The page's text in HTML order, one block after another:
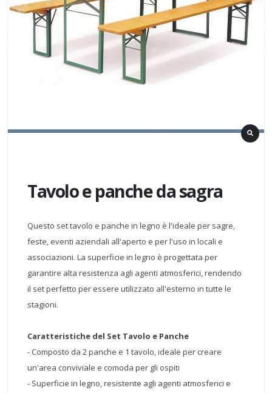
Tavolo e panche da sagra
Questo set tavolo e panche in legno è l'ideale per sagre,
feste, eventi aziendali all'aperto e per l'uso in locali e
associazioni. La superficie in legno è progettata per
garantire alta resistenza agli agenti atmosferici, rendendo
il set perfetto per essere utilizzato all'esterno in tutte le
stagioni.
Caratteristiche del Set Tavolo e Panche
- Composto da 2 panche e 1 tavolo, ideale per creare
un'area conviviale e comoda per gli ospiti
- Superficie in legno, resistente agli agenti atmosferici e